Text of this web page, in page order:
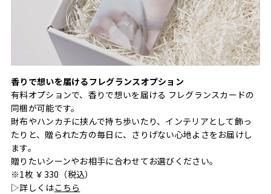
香りで想いを届けるフレグランスオプション
有料オプションで、香りで想いを届ける フレグランスカードの
同梱が可能です。
財布やハンカチに挟んで持ち歩いたり、インテリアとして飾っ
たりと、贈られた方の毎日に、さりげない心地よさをお届けし
ます。
贈りたいシーンやお相手に合わせてお選びください。
※1枚 ￥330（税込）
▷詳しくはこちら